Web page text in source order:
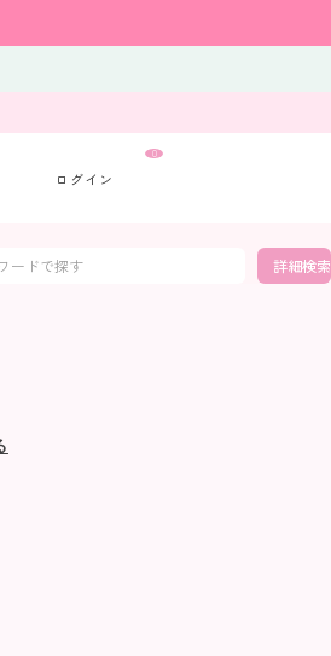
0
詳細検索